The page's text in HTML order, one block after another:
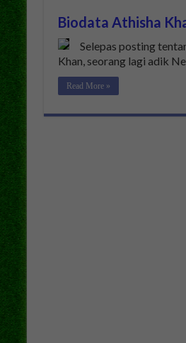
Biodata Athisha
Selepas posting
Khan, seorang lagi adik
Read More »